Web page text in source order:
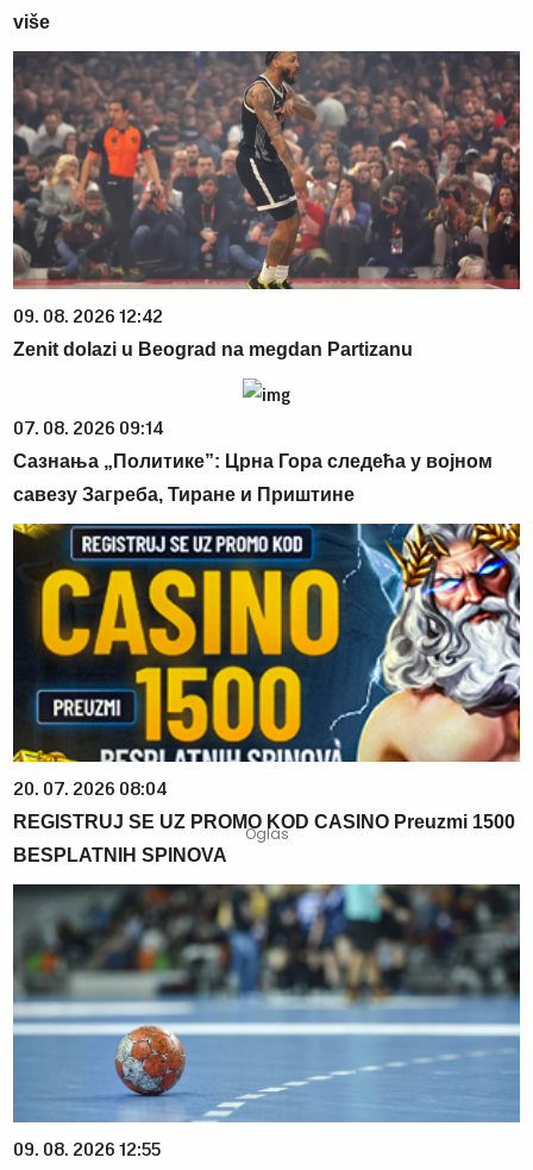
više
09. 08. 2026 12:42
Zenit dolazi u Beograd na megdan Partizanu
07. 08. 2026 09:14
Сазнања „Политике”: Црна Гора следећа у војном
савезу Загреба, Тиране и Приштине
20. 07. 2026 08:04
REGISTRUJ SE UZ PROMO KOD CASINO Preuzmi 1500
BESPLATNIH SPINOVA
09. 08. 2026 12:55